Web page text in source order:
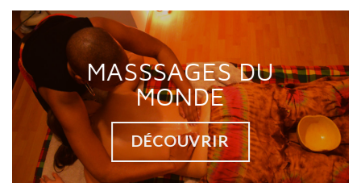
MASSSAGES DU
MONDE
DÉCOUVRIR